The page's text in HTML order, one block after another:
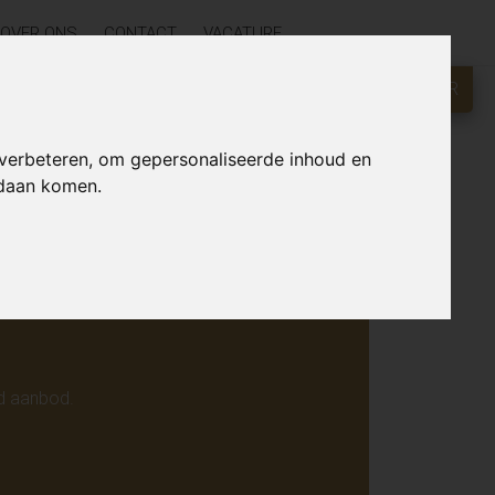
om gepersonaliseerde inhoud en
komen.
OVER ONS CONTACT VACATURE
KLIK HIER
online.
aanbod.